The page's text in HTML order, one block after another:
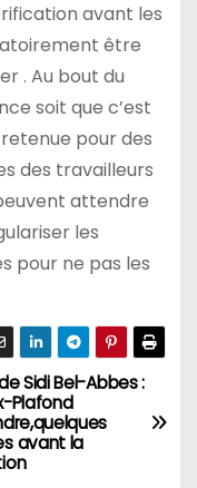
avant les
être
. Au bout du
soit que c’est
pour des
des travailleurs
attendre
les
pour ne pas les
Sidi Bel-Abbes :
Plafond
avant la